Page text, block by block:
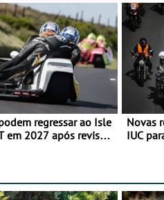
regressar ao Isle
em 2027 após revisão
Novas
IUC